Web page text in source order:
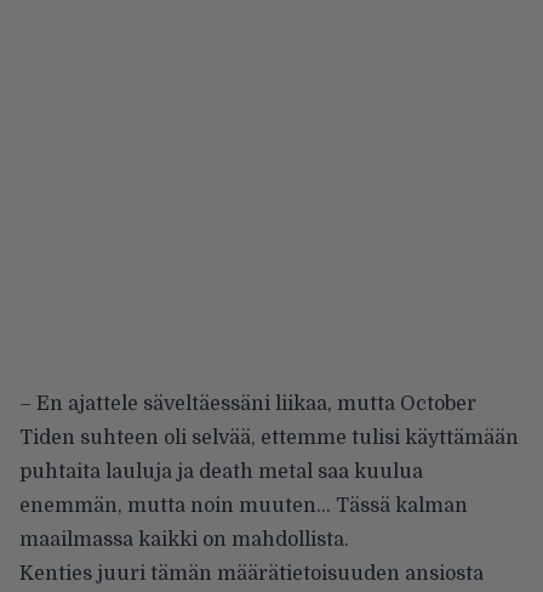
– En ajattele säveltäessäni liikaa, mutta October
Tiden suhteen oli selvää, ettemme tulisi käyttämään
puhtaita lauluja ja death metal saa kuulua
enemmän, mutta noin muuten… Tässä kalman
maailmassa kaikki on mahdollista.
Kenties juuri tämän määrätietoisuuden ansiosta